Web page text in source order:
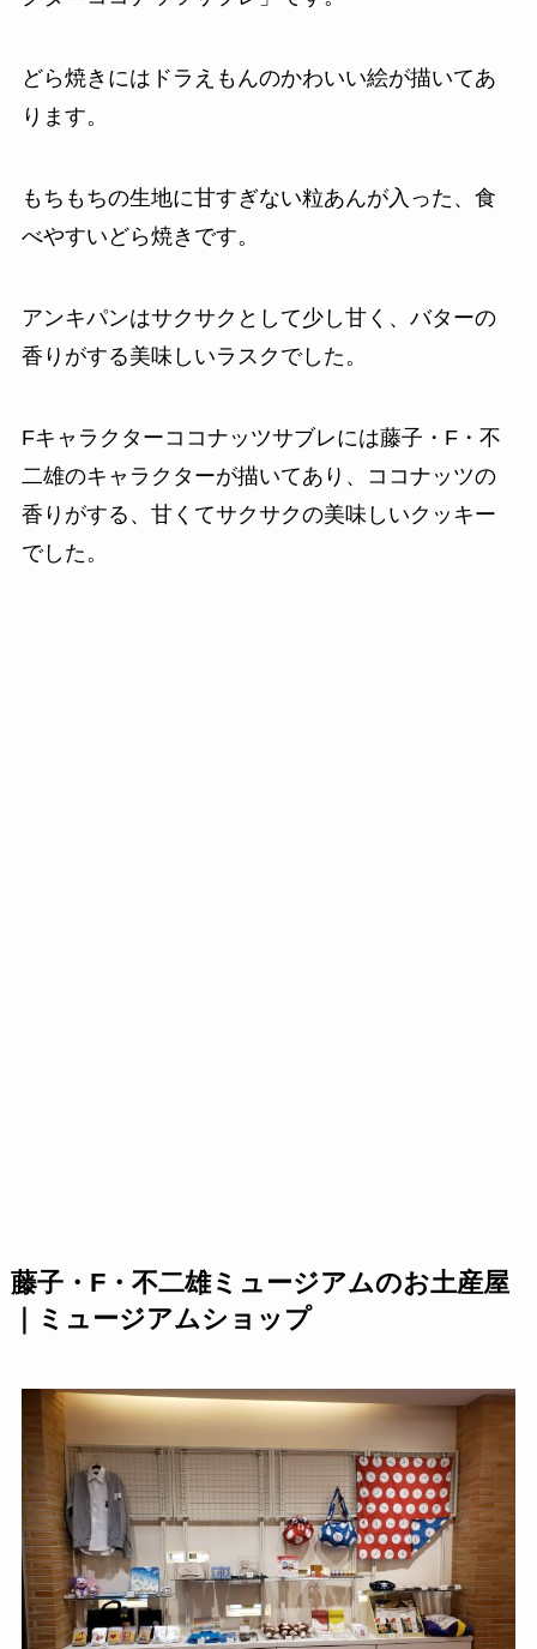
どら焼きにはドラえもんのかわいい絵が描いてあ
ります。
もちもちの生地に甘すぎない粒あんが入った、食
べやすいどら焼きです。
アンキパンはサクサクとして少し甘く、バターの
香りがする美味しいラスクでした。
Fキャラクターココナッツサブレには藤子・F・不
二雄のキャラクターが描いてあり、ココナッツの
香りがする、甘くてサクサクの美味しいクッキー
でした。
藤子・F・不二雄ミュージアムのお土産屋
｜ミュージアムショップ